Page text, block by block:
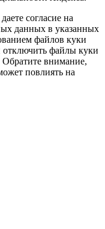
согласие на
данных в указанных
файлов куки
файлы куки
Обратите внимание,
повлиять на